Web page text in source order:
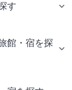
す
館・宿を探